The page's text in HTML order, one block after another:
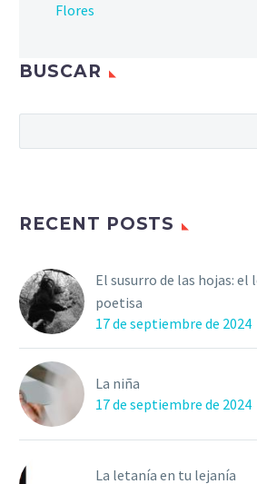
Flores
BUSCAR
RECENT POSTS
El susurro de las hojas: el
poetisa
17 de septiembre de 2024
La niña
17 de septiembre de 2024
La letanía en tu lejanía